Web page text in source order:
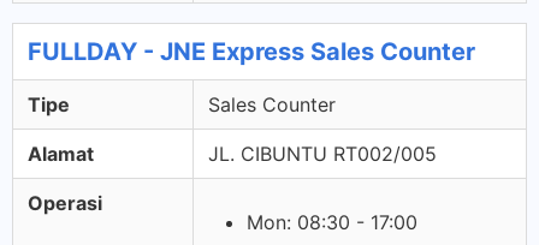
FULLDAY - JNE Express Sales Counter
Tipe Sales Counter
Alamat JL. CIBUNTU RT002/005
Operasi
Mon: 08:30 - 17:00